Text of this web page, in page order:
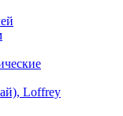
Loffrey